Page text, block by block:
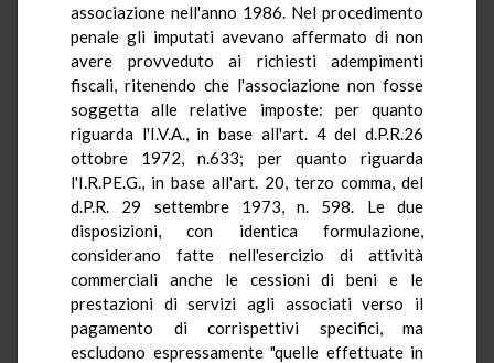
associazione nell'anno 1986. Nel procedimento
penale gli imputati avevano affermato di non
avere provveduto ai richiesti adempimenti
fiscali, ritenendo che l'associazione non fosse
soggetta alle relative imposte: per quanto
riguarda l'I.V.A., in base all'art. 4 del d.P.R.26
ottobre 1972, n.633; per quanto riguarda
l'I.R.PE.G., in base all'art. 20, terzo comma, del
d.P.R. 29 settembre 1973, n. 598. Le due
disposizioni, con identica formulazione,
considerano fatte nell'esercizio di attività
commerciali anche le cessioni di beni e le
prestazioni di servizi agli associati verso il
pagamento di corrispettivi specifici, ma
escludono espressamente "quelle effettuate in